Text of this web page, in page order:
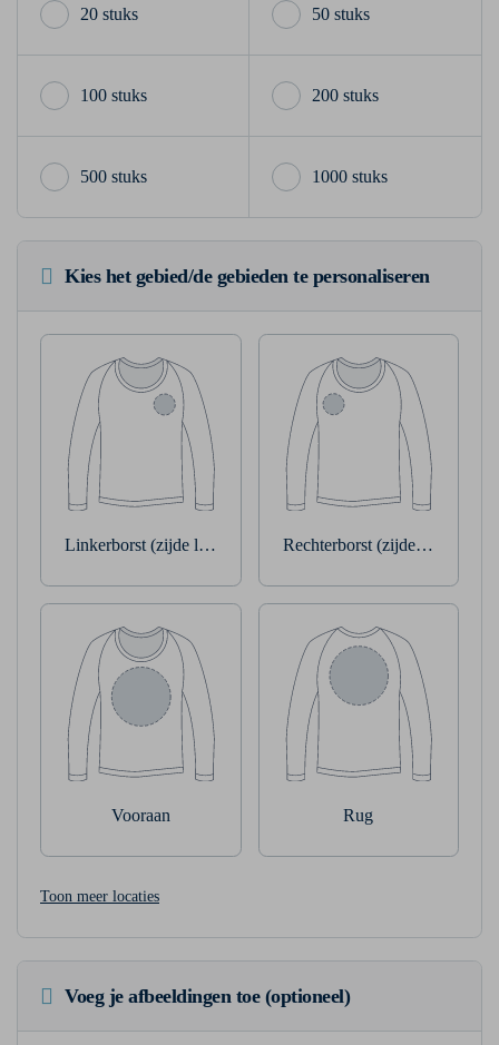
20 stuks 50 stuks
100 stuks 200 stuks
500 stuks 1000 stuks
Kies het gebied/de gebieden te personaliseren
Linkerborst (zijde linkerarm) Rechterborst (zijde
Vooraan Rug
Toon meer locaties
Voeg je afbeeldingen toe (optioneel)